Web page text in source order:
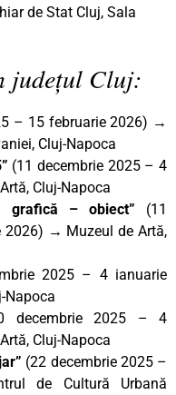
de Stat Cluj, Sala
județul Cluj:
– 15 februarie 2026) →
Cluj-Napoca
(11 decembrie 2025 – 4
Cluj-Napoca
grafică – obiect” (11
2026) → Muzeul de Artă,
2025 – 4 ianuarie
Napoca
decembrie 2025 – 4
Cluj-Napoca
(22 decembrie 2025 –
de Cultură Urbană